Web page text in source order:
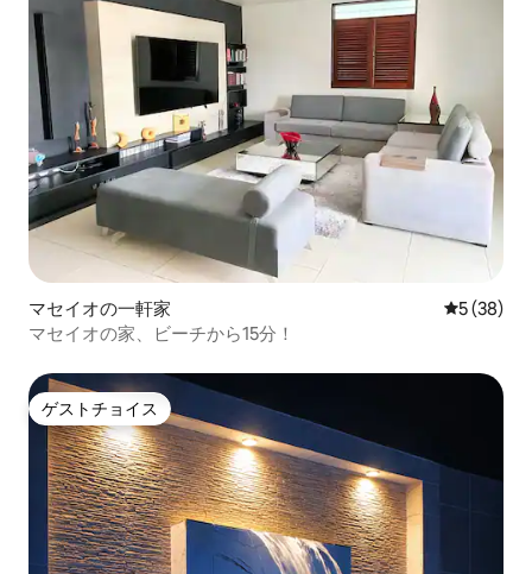
マセイオの一軒家 レビュー
5 (38)
マセイオの家、ビーチから15分！
ゲストチョイス
ゲストチョイス